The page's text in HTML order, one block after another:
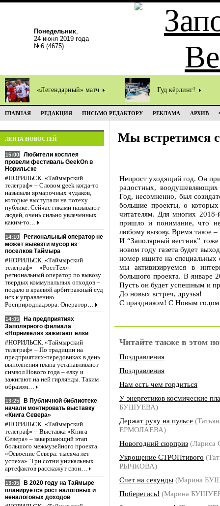
Понедельник,
24 июня 2019 года
№6 (4675)
«Легендарный» матч Гуд кёрлинг!
ГЛАВНАЯ РЕДАКЦИЯ ПИСЬМО РЕДАКТОРУ РЕКЛАМА АРХИВ
ЛЕНТА НОВОСТЕЙ
15:00
Любители косплея
провели фестиваль GeekOn в
Норильске
#НОРИЛЬСК. «Таймырский
телеграф» – Словом geek когда-то
называли ярмарочных чудаков,
которые выступали на потеху
публике. Сейчас гиками называют
людей, очень сильно увлеченных
каким-то…
14:10
Региональный оператор не
может вывезти мусор из
поселков Таймыра
#НОРИЛЬСК. «Таймырский
телеграф» – «РостТех» –
региональный оператор по вывозу
твердых коммунальных отходов –
подало в краевой арбитражный суд
иск к управлению
Росприроднадзора. Оператор…
14:05
На предприятиях
Заполярного филиала
«Норникеля» зажигают елки
#НОРИЛЬСК. «Таймырский
телеграф» – По традиции на
предприятиях-передовиках в день
выполнения плана устанавливают
символ Нового года – елку и
зажигают на ней гирлянды. Таким
образом…
13:25
В Публичной библиотеке
начали монтировать выставку
«Книга Севера»
#НОРИЛЬСК. «Таймырский
телеграф» – Выставка «Книга
Севера» – завершающий этап
большого межмузейного проекта
«Освоение Севера: тысяча лет
успеха». Три сотни уникальных
артефактов расскажут свои…
13:05
В 2020 году на Таймыре
планируется рост налоговых и
неналоговых доходов
Мы встретимся
Непрост уходящий год. Он
радостных,
Год, несомненно, был
большие проекты, о которых
читателям. Для многих
пришло и понимание, что
любому вызову. Время такое
И “Заполярный вестник”
новом году газета будет
номер ищите на
мы активизируемся в
большого проекта. В январе
Пусть он будет успешным и
До новых встреч, друзья!
С праздником! С Новым
Читайте также в этом
Поздравления
Поздравления
Нам есть чем гордиться
У энергетиков космические
БУШУЕВА)
Держат руку на пульсе
ЕРМОЛАЕВА)
Новогодний сюрприз
Укрощение СТРОПтивого
РЫЧКОВА)
Счет на секунды (Марина
Поберегись! (Марина